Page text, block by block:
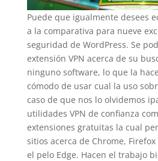
Puede que igualmente desees
a la comparativa para nueve
seguridad de WordPress. Se
extensión VPN acerca de su
ninguno software, lo que la
cómodo de usar cual la uso
caso de que nos lo olvidemos
utilidades VPN de confianza
extensiones gratuitas la cual
sitios acerca de Chrome,
el pelo Edge. Hacen el trabajo